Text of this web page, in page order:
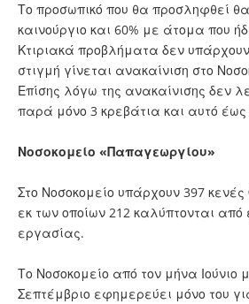
Το προσωπικό που θα προσληφθεί θα
καινούργιο και 60% με άτομα που
Κτιριακά προβλήματα δεν υπάρχουν
στιγμή γίνεται ανακαίνιση στο
Επίσης λόγω της ανακαίνισης δεν
παρά μόνο 3 κρεβάτια και αυτό έως
Νοσοκομείο «Παπαγεωργίου»
Στο Νοσοκομείο υπάρχουν 397
εκ των οποίων 212 καλύπτονται
εργασίας.
Το Νοσοκομείο από τον μήνα Ιούνιο
Σεπτέμβριο εφημερεύει μόνο του